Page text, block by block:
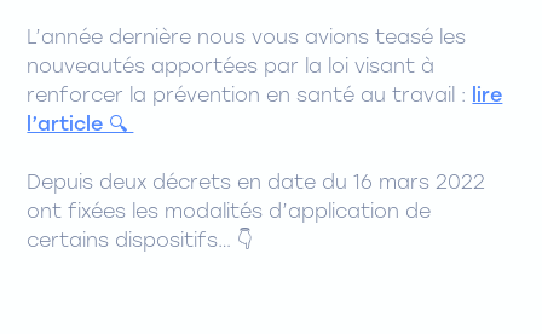
L’année dernière nous vous avions teasé les
nouveautés apportées par la loi visant à
renforcer la prévention en santé au travail :
lire
l’article 🔍
Depuis deux décrets en date du 16 mars 2022
ont fixées les modalités d’application de
certains dispositifs… 👇